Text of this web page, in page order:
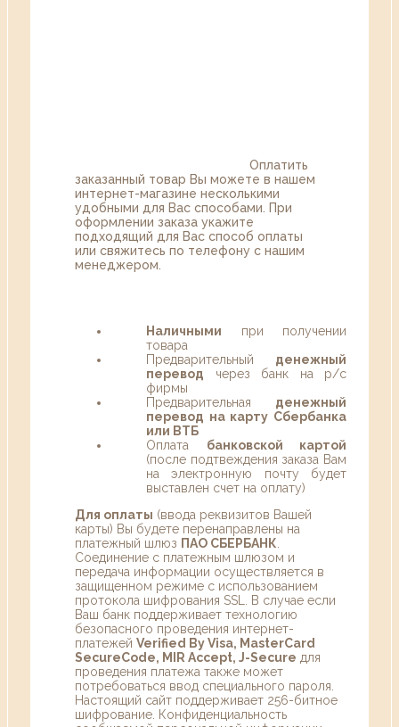
Оплатить
заказанный товар Вы можете в нашем
интернет-магазине несколькими
удобными для Вас способами. При
оформлении заказа укажите
подходящий для Вас способ оплаты
или свяжитесь по телефону с нашим
менеджером.
Наличными при получении
товара
Предварительный денежный
перевод через банк на р/с
фирмы
Предварительная денежный
перевод на карту Сбербанка
или ВТБ
Оплата банковской картой
(после подтвеждения заказа Вам
на электронную почту будет
выставлен счет на оплату)
Для оплаты (ввода реквизитов Вашей
карты) Вы будете перенаправлены на
платежный шлюз ПАО СБЕРБАНК
Соединение с платежным шлюзом и
передача информации осуществляется в
защищенном режиме с использованием
протокола шифрования SSL. В случае если
Ваш банк поддерживает технологию
безопасного проведения интернет-
платежей Verified By Visa, MasterCard
SecureCode, MIR Accept, J-Secure для
проведения платежа также может
потребоваться ввод специального пароля.
Настоящий сайт поддерживает 256-битное
шифрование. Конфиденциальность